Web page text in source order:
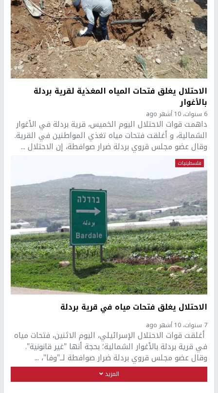
الاحتلال يغلق فتحات المياه المغذية لقرية بردلة
بالأغوار
6 سنوات، 10 أشهر ago
داهمت قوات الاحتلال اليوم الخميس، قرية بردلة في الأغوار
الشمالية، و أغلقت فتحات مياه تغذي المواطنين في القرية.
وقال عضو مجلس قروي بردلة ضرار صوافطة، إن الاحتلال ...
فلسطينيات
الاحتلال يغلق فتحات مياه في قرية بردلة
7 سنوات، 10 أشهر ago
أغلقت قوات الاحتلال الإسرائيلي، اليوم الاثنين، فتحات مياه
في قرية بردلة بالأغوار الشمالية؛ بحجة أنها "غير قانونية".
وقال عضو مجلس قروي بردلة ضرار صوافطة لــ"وفا"، ...
المزيد